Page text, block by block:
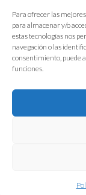
Para ofrecer las
para almacenar y/o
estas tecnologías nos
navegación o las
consentimiento, puede
funciones.
FIAB Federación